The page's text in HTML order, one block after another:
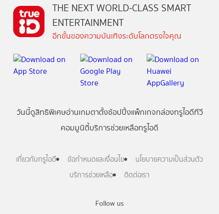
Follow us
THE NEXT WORLD-CLASS SMART
ENTERTAINMENT
อีกขั้นของความบันเทิงระดับโลกตรงใจคุณ
วันนี้ดูสิทธิพิเศษอ่านเกมตาตั้งช้อปปิ้งแพ็กเกจกล่องทรูไอดีทีวี
คอมมูนิตี้บริการช่วยเหลือทรูไอดี
เกี่ยวกับทรูไอดี ข้อกำหนดและเงื่อนไข
นโยบายความเป็นส่วนตัว
บริการช่วยเหลือ
ติดต่อเรา